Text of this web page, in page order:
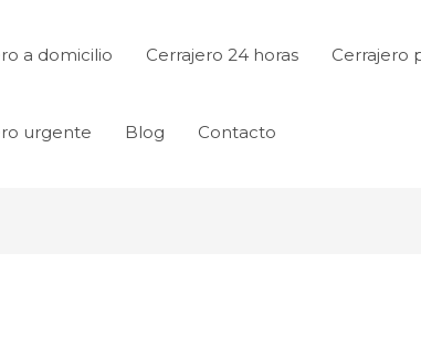
a domicilio Cerrajero 24 horas Cerrajero
urgente Blog Contacto